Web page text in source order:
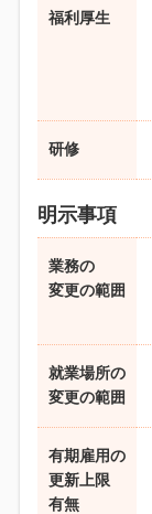
福利厚生
研修
明示事項
業務の
変更の範囲
就業場所の
変更の範囲
有期雇用の
更新上限
有無